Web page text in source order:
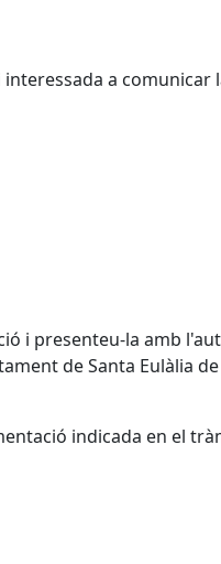
a
i presenteu-la amb
de Santa Eulàlia
indicada en el